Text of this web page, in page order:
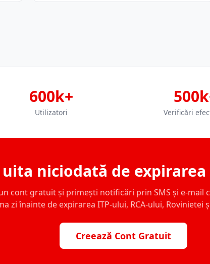
600k+
Utilizatori Verificări
niciodată de
cont gratuit și primești notificări prin SMS și e-mail
zi înainte de expirarea ITP-ului, RCA-ului, Rovinietei
Creează Cont Gratuit